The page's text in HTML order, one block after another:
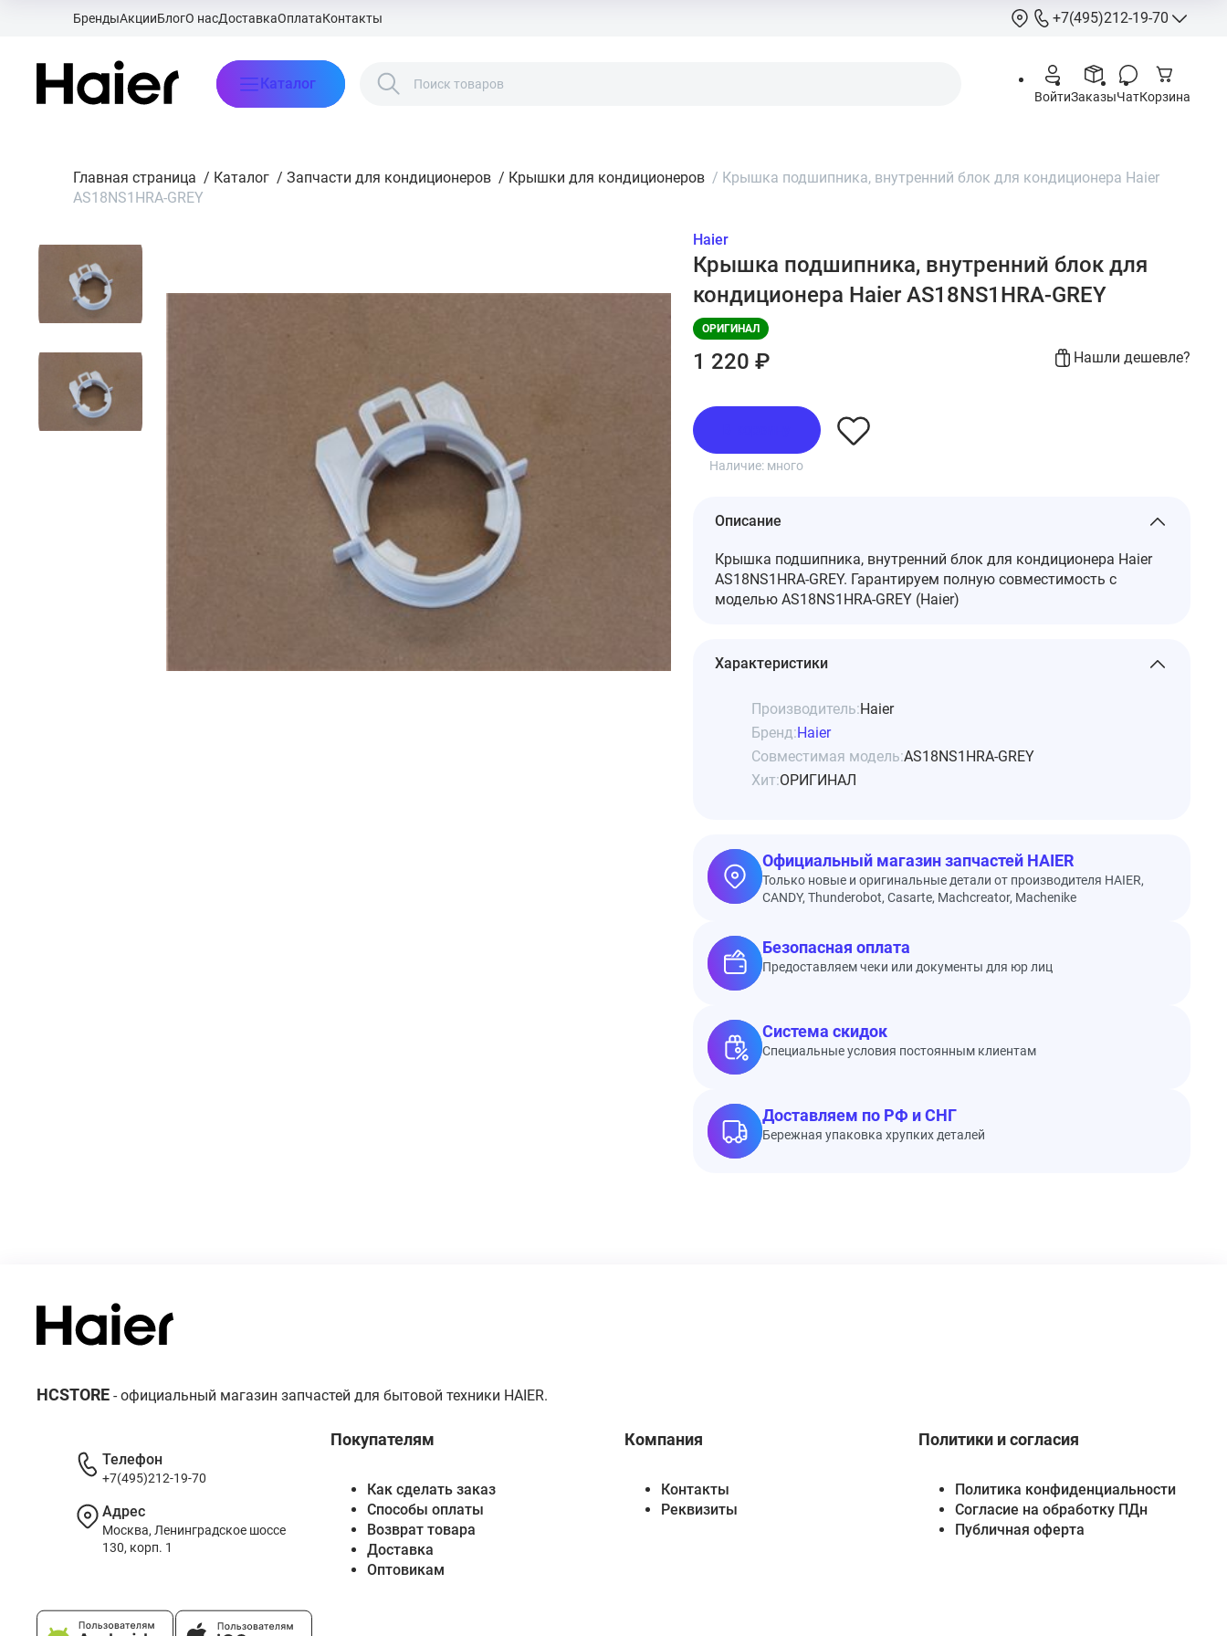
БрендыАкцииБлогО насДоставкаОплатаКонтакты +7(495)212-19-70
info@hcstore.ru
Выходные:
шоссе 130, корп.
Каталог
ВойтиЗаказыЧатКорзина
Главная страница / Каталог / Запчасти для кондиционеров / Крышки для кондиционеров / Крышка подшипника, внутренний блок для кондиционера Haier
AS18NS1HRA-GREY
Haier
Крышка подшипника, внутренний блок для
кондиционера Haier AS18NS1HRA-GREY
ОРИГИНАЛ
1 220 ₽ Нашли дешевле?
Наличие: много
Описание
Крышка подшипника, внутренний блок для кондиционера Haier
AS18NS1HRA-GREY. Гарантируем полную совместимость с
моделью AS18NS1HRA-GREY (Haier)
Характеристики
Производитель:Haier
Бренд:Haier
Совместимая модель:AS18NS1HRA-GREY
Хит:ОРИГИНАЛ
Официальный магазин запчастей HAIER
Только новые и оригинальные детали от производителя HAIER,
CANDY, Thunderobot, Casarte, Machcreator, Machenike
Безопасная оплата
Предоставляем чеки или документы для юр лиц
Система скидок
Специальные условия постоянным клиентам
Доставляем по РФ и СНГ
Бережная упаковка хрупких деталей
HCSTORE - официальный магазин запчастей для бытовой техники HAIER.
Покупателям
Как сделать заказ
Способы оплаты
Возврат товара
Доставка
Оптовикам
Компания
Контакты
Реквизиты
Политики и согласия
Политика конфиденциальности
Согласие на обработку ПДн
Публичная оферта
Телефон
+7(495)212-19-70
Адрес
Москва, Ленинградское шоссе
130, корп. 1